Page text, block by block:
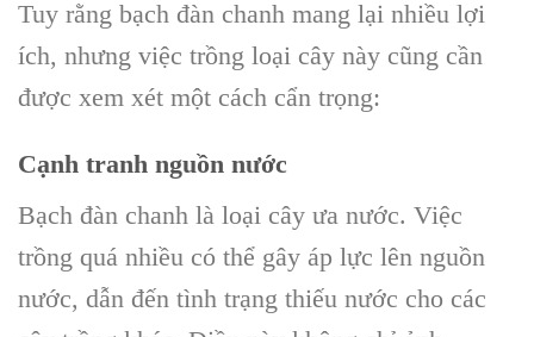
Tuy rằng bạch đàn chanh mang lại nhiều lợi
ích, nhưng việc trồng loại cây này cũng cần
được xem xét một cách cẩn trọng:
Cạnh tranh nguồn nước
Bạch đàn chanh là loại cây ưa nước. Việc
trồng quá nhiều có thể gây áp lực lên nguồn
nước, dẫn đến tình trạng thiếu nước cho các